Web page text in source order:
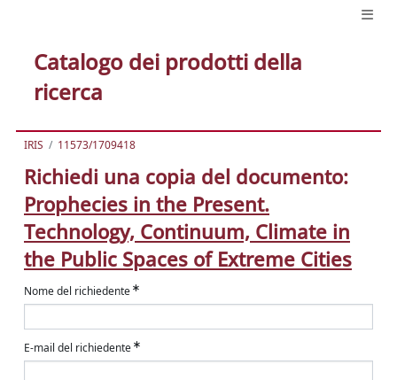
Catalogo dei prodotti della
ricerca
IRIS 11573/1709418
Richiedi una copia del documento:
Prophecies in the Present.
Technology, Continuum, Climate in
the Public Spaces of Extreme Cities
Nome del richiedente
E-mail del richiedente